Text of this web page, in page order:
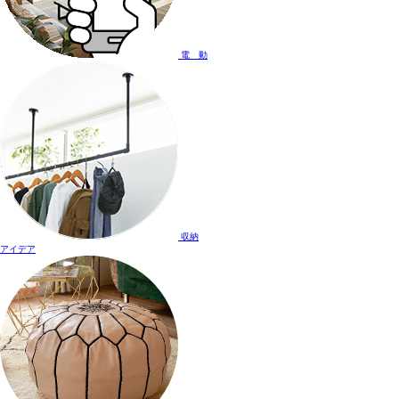
電 動
収納
アイデア